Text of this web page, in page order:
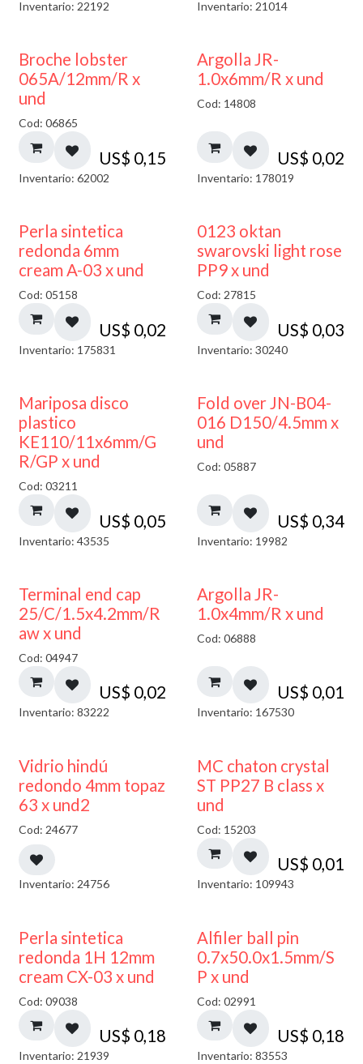
Inventario: 22192 Inventario: 21014
Broche lobster
065A/12mm/R x
und
Cod: 06865
US$ 0,15
Inventario: 62002
Argolla JR-
1.0x6mm/R x und
Cod: 14808
US$ 0,02
Inventario: 178019
Perla sintetica
redonda 6mm
cream A-03 x und
Cod: 05158
US$ 0,02
Inventario: 175831
0123 oktan
swarovski light rose
PP9 x und
Cod: 27815
US$ 0,03
Inventario: 30240
Mariposa disco
plastico
KE110/11x6mm/G
R/GP x und
Cod: 03211
US$ 0,05
Inventario: 43535
Fold over JN-B04-
016 D150/4.5mm x
und
Cod: 05887
US$ 0,34
Inventario: 19982
Terminal end cap
25/C/1.5x4.2mm/R
aw x und
Cod: 04947
US$ 0,02
Inventario: 83222
Argolla JR-
1.0x4mm/R x und
Cod: 06888
US$ 0,01
Inventario: 167530
40% DESCUENTO
Vidrio hindú
redondo 4mm topaz
63 x und2
Cod: 24677
Inventario: 24756
MC chaton crystal
ST PP27 B class x
und
Cod: 15203
US$ 0,01
Inventario: 109943
Perla sintetica
redonda 1H 12mm
cream CX-03 x und
Cod: 09038
US$ 0,18
Inventario: 21939
Alfiler ball pin
0.7x50.0x1.5mm/S
P x und
Cod: 02991
US$ 0,18
Inventario: 83553